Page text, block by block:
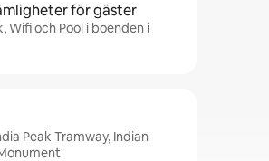
för gäster
Wifi och Pool i boenden i
Peak Tramway, Indian